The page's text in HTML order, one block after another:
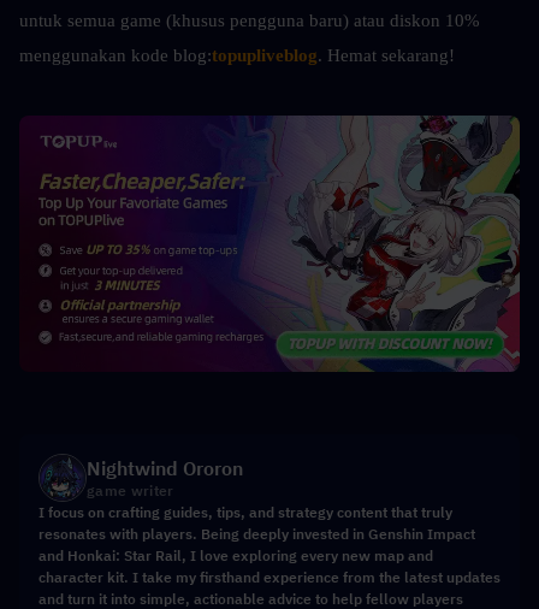
untuk semua game (khusus pengguna baru) atau diskon 10%
menggunakan kode blog:topupliveblog. Hemat sekarang!
Nightwind Ororon
game writer
I focus on crafting guides, tips, and strategy content that truly
resonates with players. Being deeply invested in Genshin Impact
and Honkai: Star Rail, I love exploring every new map and
character kit. I take my firsthand experience from the latest updates
and turn it into simple, actionable advice to help fellow players